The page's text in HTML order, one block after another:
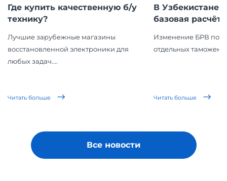
Где купить качественную б/у
технику?
Лучшие зарубежные магазины
восстановленной электроники для
любых задач....
Читать больше
В Узбекистане
базовая
Изменение БРВ
отдельных
Читать больше
Все новости